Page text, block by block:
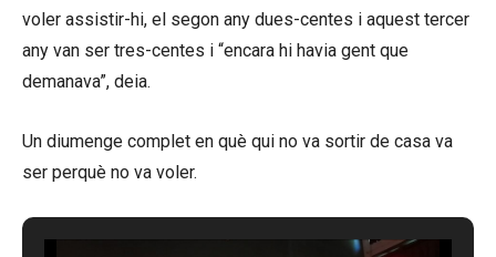
voler assistir-hi, el segon any dues-centes i aquest tercer
any van ser tres-centes i “encara hi havia gent que
demanava”, deia.
Un diumenge complet en què qui no va sortir de casa va
ser perquè no va voler.